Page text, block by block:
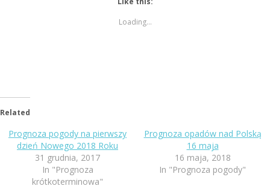
Loading...
Related
Prognoza pogody na pierwszy
dzień Nowego 2018 Roku
31 grudnia, 2017
In "Prognoza
krótkoterminowa"
Prognoza opadów nad Polską
16 maja
16 maja, 2018
In "Prognoza pogody"